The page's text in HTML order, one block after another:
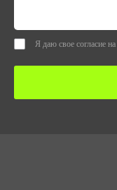
Я даю свое согласие на